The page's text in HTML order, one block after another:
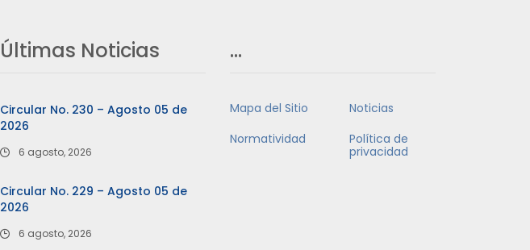
Últimas Noticias
Circular No. 230 – Agosto 05 de
2026
6 agosto, 2026
Circular No. 229 – Agosto 05 de
2026
6 agosto, 2026
…
Mapa del Sitio
Noticias
Normatividad
Política de
privacidad